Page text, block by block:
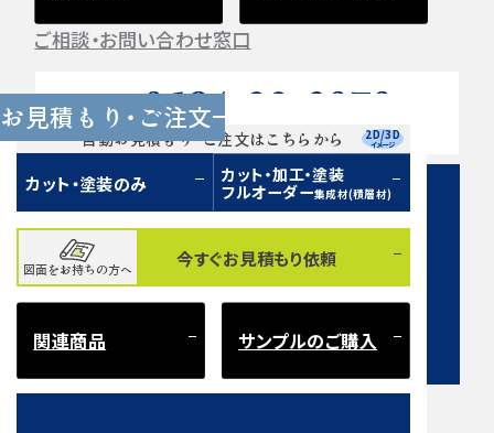
お見積もり・ご注文
自動お見積もり・ご注文はこちらから
カット・塗装のみ
カット・加工・塗装
フルオーダー集成材(積層材)
2D/3D
イメージ
図面をお持ちの方へ 今すぐお見積もり依頼
関連商品 サンプルのご購入
ご相談・お問い合わせ窓口
Tel. 0584-33-2070
営業時間 9:00〜17:00（土日祝 定休）
お問い合わせフォーム